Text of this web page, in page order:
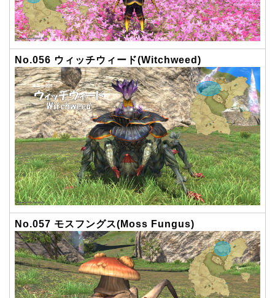
No.056 ウィッチウィード(Witchweed)
No.057 モスフングス(Moss Fungus)